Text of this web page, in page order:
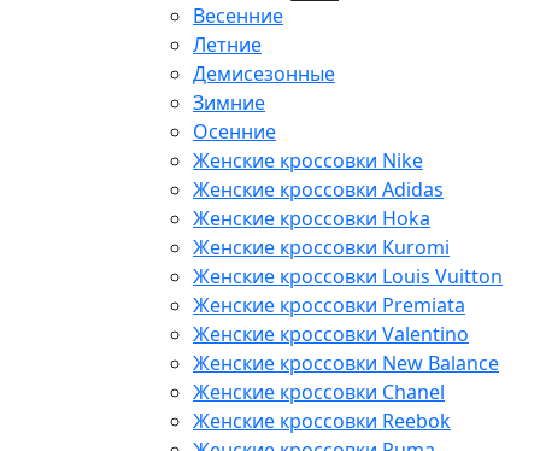
Весенние
Летние
Демисезонные
Зимние
Осенние
Женские кроссовки Nike
Женские кроссовки Adidas
Женские кроссовки Hoka
Женские кроссовки Kuromi
Женские кроссовки Louis Vuitton
Женские кроссовки Premiata
Женские кроссовки Valentino
Женские кроссовки New Balance
Женские кроссовки Chanel
Женские кроссовки Reebok